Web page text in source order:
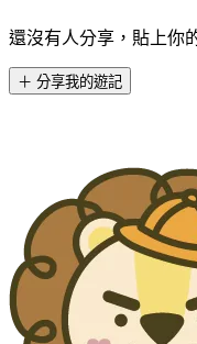
還沒有人分享，貼上你
＋ 分享我的遊記